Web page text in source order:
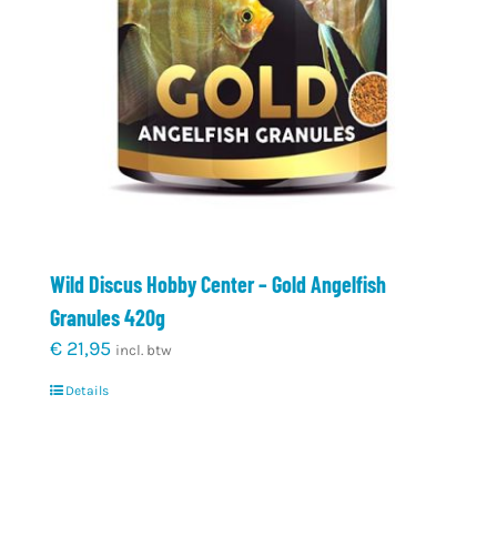
Wild Discus Hobby Center – Gold Angelfish
Granules 420g
€21,95 incl. btw
Details